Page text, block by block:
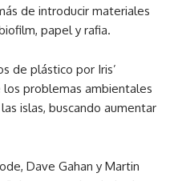
de introducir materiales
papel y rafia.
de plástico por Iris’
los problemas ambientales
islas, buscando aumentar
Dave Gahan y Martin